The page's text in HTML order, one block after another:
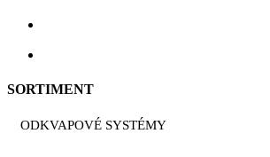
SORTIMENT
ODKVAPOVÉ SYSTÉMY